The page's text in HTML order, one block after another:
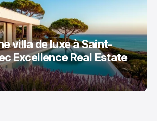
villa de luxe à Saint-
Excellence Real Estate